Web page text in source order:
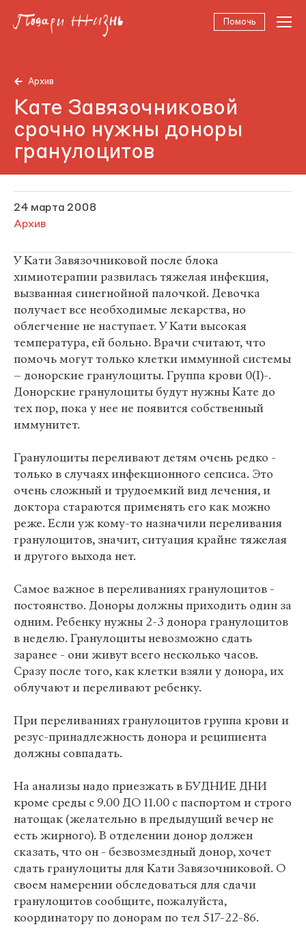
Помочь
Архив
Кате Завязочниковой
срочно нужны доноры
гранулоцитов
24 марта 2008
Архив
У Кати Завязочниковой после блока
химиотерапии развилась тяжелая инфекция,
вызванная синегнойной палочкой. Девочка
получает все необходимые лекарства, но
облегчение не наступает. У Кати высокая
температура, ей больно. Врачи считают, что
помочь могут только клетки иммунной системы
– донорские гранулоциты. Группа крови 0(I)-.
Донорские гранулоциты будут нужны Кате до
тех пор, пока у нее не появится собственный
иммунитет.
Гранулоциты переливают детям очень редко -
только в случаях инфекционного сепсиса. Это
очень сложный и трудоемкий вид лечения, и
доктора стараются применять его как можно
реже. Если уж кому-то назначили переливания
гранулоцитов, значит, ситуация крайне тяжелая
и другого выхода нет.
Самое важное в переливаниях гранулоцитов -
постоянство. Доноры должны приходить один за
одним. Ребенку нужны 2-3 донора гранулоцитов
в неделю. Гранулоциты невозможно сдать
заранее - они живут всего несколько часов.
Сразу после того, как клетки взяли у донора, их
облучают и переливают ребенку.
При переливаниях гранулоцитов группа крови и
резус-принадлежность донора и реципиента
должны совпадать.
На анализы надо приезжать в БУДНИЕ ДНИ
кроме среды с 9.00 ДО 11.00 с паспортом и строго
натощак (желательно в предыдущий вечер не
есть жирного). В отделении донор должен
сказать, что он - безвозмездный донор, хочет
сдать гранулоциты для Кати Завязочниковой. О
своем намерении обследоваться для сдачи
гранулоцитов сообщите, пожалуйста,
координатору по донорам по тел 517-22-86.